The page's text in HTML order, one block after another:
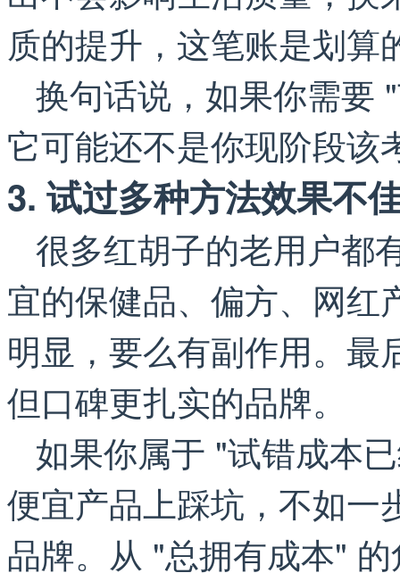
质的提升，这笔账是划算
换句话说，如果你需要
它可能还不是你现阶段该
3. 试过多种方法效果不
很多红胡子的老用户都
宜的保健品、偏方、网红
明显，要么有副作用。最
但口碑更扎实的品牌。
如果你属于 "试错成本
便宜产品上踩坑，不如一
品牌。从 "总拥有成本"